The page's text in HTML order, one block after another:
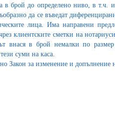
в брой до определено ниво, в
да се въведат
лица. Има направени
клиентските сметки на
внася в брой немалки по
суми на каса.
Закон за изменение и